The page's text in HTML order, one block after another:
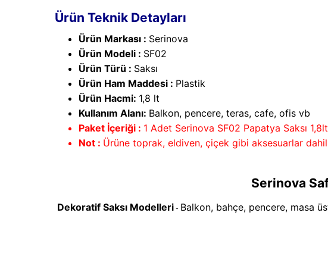
Ürün Teknik Detayları
Ürün Markası : Serinova
Ürün Modeli : SF02
Ürün Türü : Saksı
Ürün Ham Maddesi : Plastik
Ürün Hacmi: 1,8 lt
Kullanım Alanı: Balkon, pencere, teras, cafe, ofis vb
Paket İçeriği : 1 Adet Serinova SF02 Papatya Saksı 1,8lt
Not : Ürüne toprak, eldiven, çiçek gibi aksesuarlar
Serinova
Dekoratif Saksı Modelleri - Balkon, bahçe, pencere, masa